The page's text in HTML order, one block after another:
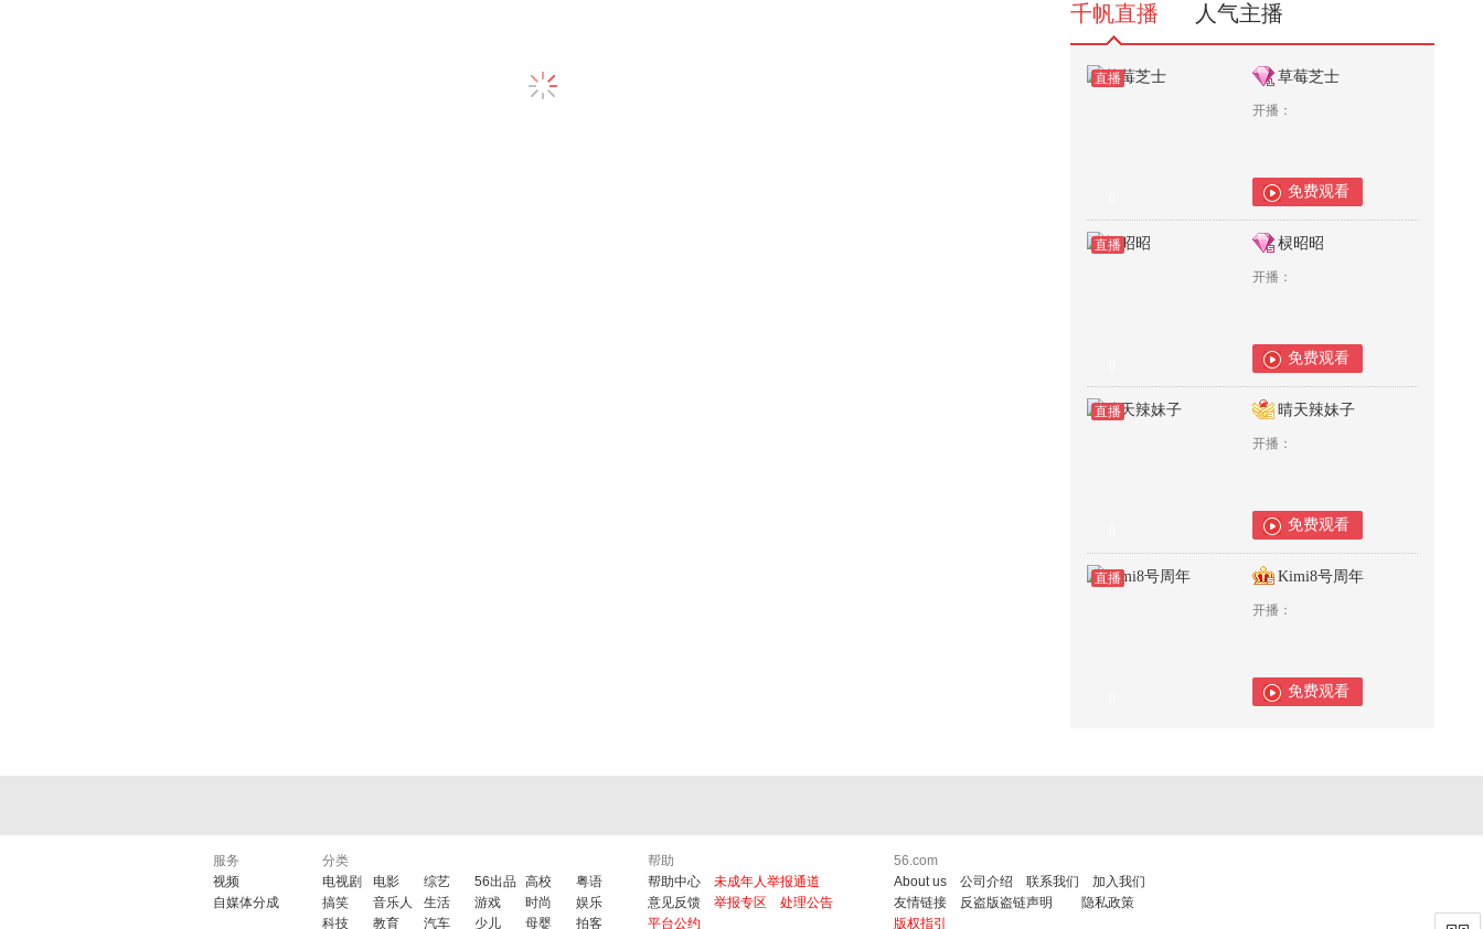
千帆直播 人气主播
直播 草莓芝士
开播：
免费观看
直播 棂昭昭
开播：
免费观看
直播 晴天辣妹子
开播：
免费观看
直播 Kimi8号周年
开播：
免费观看
服务
视频
自媒体分成
分类
电视剧
电影 综艺 56出品 高校
粤语
搞笑
音乐人 生活 游戏 时尚
娱乐
科技
教育 汽车 少儿 母婴 拍客
帮助
帮助中心
未成年人举报通道
意见反馈
举报专区
处理公告
平台公约
56.com
About us
公司介绍 联系我们
加入我们
友情链接
反盗版盗链声明
隐私政策
版权指引